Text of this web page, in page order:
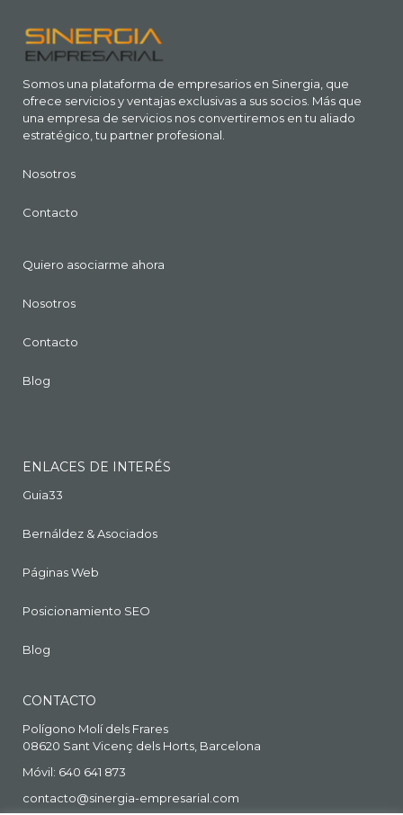
Somos una plataforma de empresarios en Sinergia, que
ofrece servicios y ventajas exclusivas a sus socios. Más que
una empresa de servicios nos convertiremos en tu aliado
estratégico, tu partner profesional.
Nosotros
Contacto
Quiero asociarme ahora
Nosotros
Contacto
Blog
ENLACES DE INTERÉS
Guia33
Bernáldez & Asociados
Páginas Web
Posicionamiento SEO
Blog
CONTACTO
Polígono Molí dels Frares
08620 Sant Vicenç dels Horts, Barcelona
Móvil: 640 641 873
contacto@sinergia-empresarial.com